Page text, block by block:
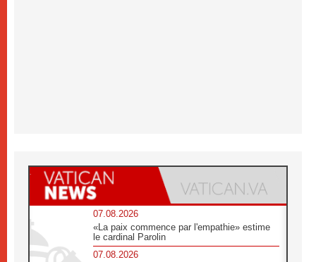
07.08.2026
«La paix commence par l'empathie» estime
le cardinal Parolin
07.08.2026